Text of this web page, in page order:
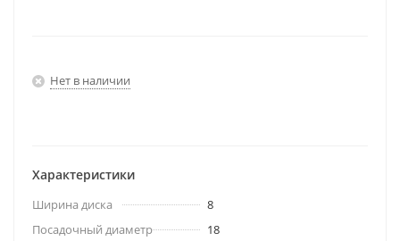
Нет в наличии
Характеристики
Ширина диска
8
Посадочный диаметр
18